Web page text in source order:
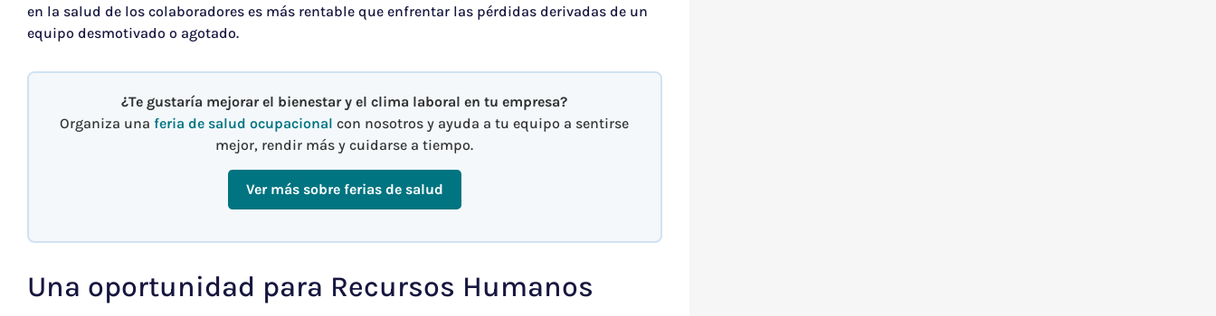
en la salud de los colaboradores es más rentable que enfrentar las pérdidas derivadas de un
equipo desmotivado o agotado.
¿Te gustaría mejorar el bienestar y el clima laboral en tu empresa?
Organiza unaferia de salud ocupacional con nosotros y ayuda a tu equipo a sentirse
mejor, rendir más y cuidarse a tiempo.
Ver más sobre ferias de salud
Una oportunidad para Recursos Humanos